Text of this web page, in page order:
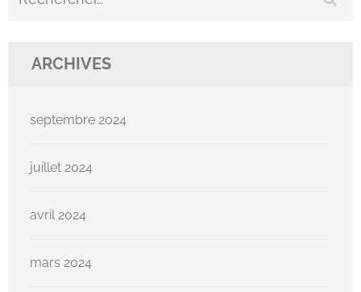
ARCHIVES
septembre 2024
juillet 2024
avril 2024
mars 2024